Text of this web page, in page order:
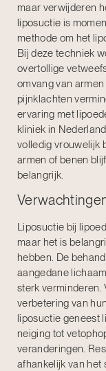
maar verwijderen
liposuctie is
methode om het
Bij deze techniek
overtollige
omvang van
pijnklachten
ervaring met
kliniek in
volledig vrouwelijk
armen of benen
belangrijk.
Liposuctie bij
maar het is
hebben. De
aangedane
sterk verminderen.
verbetering van
liposuctie geneest
neiging tot
veranderingen.
afhankelijk van het